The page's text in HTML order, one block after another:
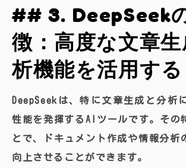
## 3. DeepSeek
徴：高度な文章
析機能を活用する
DeepSeekは、特に文章生成と分析
性能を発揮するAIツールです。その
とで、ドキュメント作成や情報分析
向上させることができます。